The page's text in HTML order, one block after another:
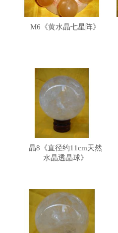
M6《黄水晶七星阵》
晶8《直径约11cm天然
水晶透晶球》